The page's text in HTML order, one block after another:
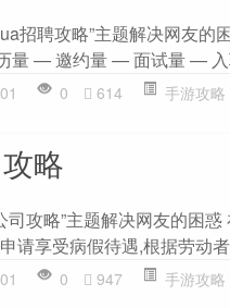
招聘攻略”主题解决网友
量 — 邀约量 — 面试量 — 入
0 614 手游攻略
略
司攻略”主题解决网友的困
请享受病假待遇,根据劳动
0 947 手游攻略